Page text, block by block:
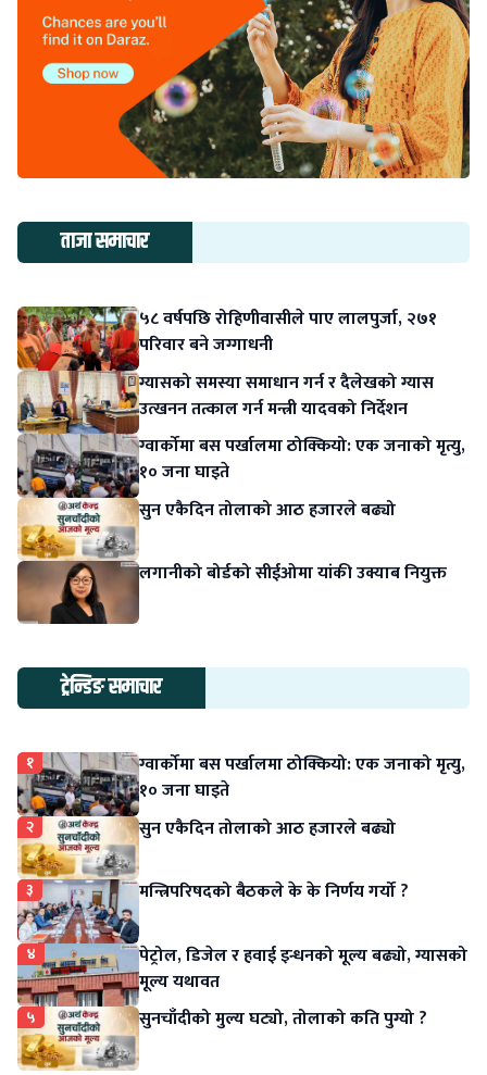
ताजा समाचार
५८ वर्षपछि रोहिणीवासीले पाए लालपुर्जा, २७१
परिवार बने जग्गाधनी
ग्यासको समस्या समाधान गर्न र दैलेखको ग्यास
उत्खनन तत्काल गर्न मन्त्री यादवको निर्देशन
ग्वार्कोमा बस पर्खालमा ठोक्कियो: एक जनाको मृत्यु,
१० जना घाइते
सुन एकैदिन तोलाको आठ हजारले बढ्यो
लगानीको बोर्डको सीईओमा यांकी उक्याब नियुक्त
ट्रेन्डिङ समाचार
१
ग्वार्कोमा बस पर्खालमा ठोक्कियो: एक जनाको मृत्यु,
१० जना घाइते
२ सुन एकैदिन तोलाको आठ हजारले बढ्यो
३ मन्त्रिपरिषदको बैठकले के के निर्णय गर्यो ?
४
पेट्रोल, डिजेल र हवाई इन्धनको मूल्य बढ्यो, ग्यासको
मूल्य यथावत
५ सुनचाँदीको मुल्य घट्यो, तोलाको कति पुग्यो ?